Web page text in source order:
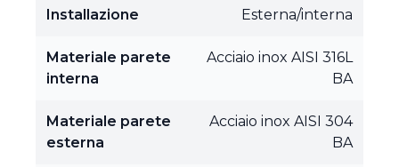
Installazione Esterna/interna
Materiale parete
interna
Acciaio inox AISI 316L
BA
Materiale parete
esterna
Acciaio inox AISI 304
BA